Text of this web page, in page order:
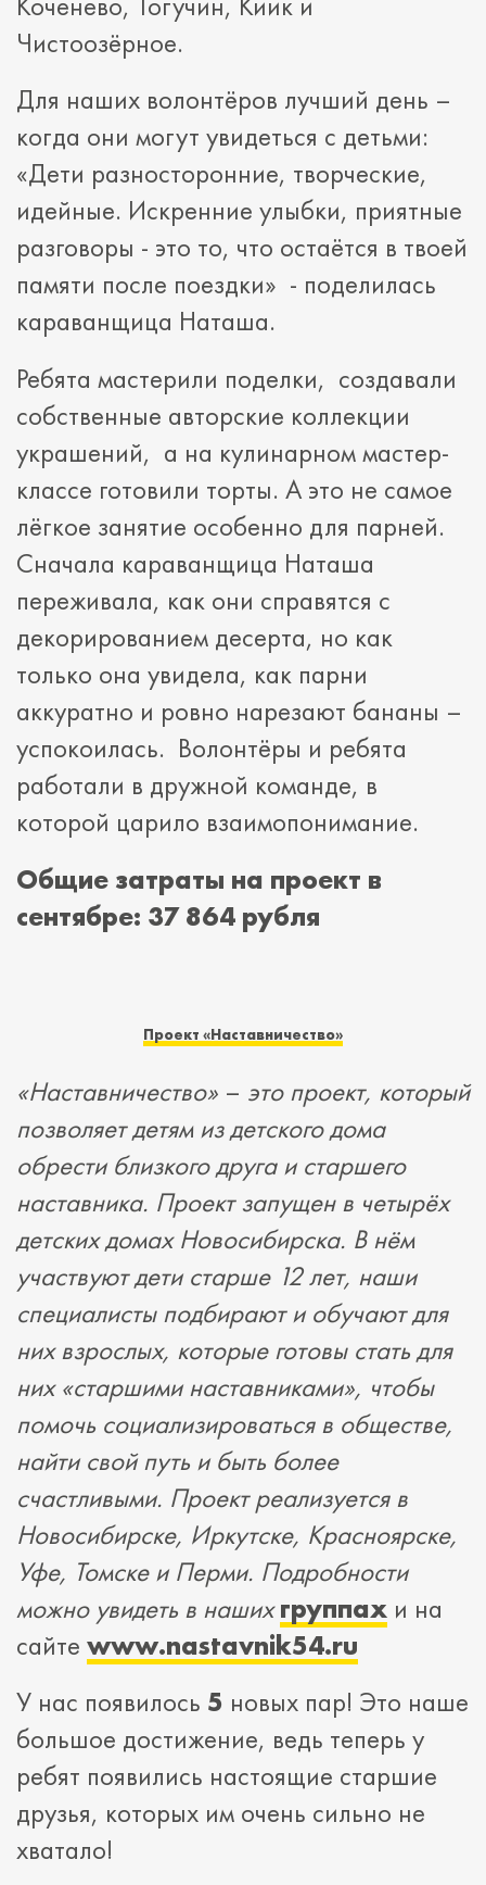
Чистоозёрное.
Для наших волонтёров лучший день –
когда они могут увидеться с детьми:
«Дети разносторонние, творческие,
идейные. Искренние улыбки, приятные
разговоры - это то, что остаётся в твоей
памяти после поездки» - поделилась
караванщица Наташа.
Ребята мастерили поделки, создавали
собственные авторские коллекции
украшений, а на кулинарном мастер-
классе готовили торты. А это не самое
лёгкое занятие особенно для парней.
Сначала караванщица Наташа
переживала, как они справятся с
декорированием десерта, но как
только она увидела, как парни
аккуратно и ровно нарезают бананы –
успокоилась. Волонтёры и ребята
работали в дружной команде, в
которой царило взаимопонимание.
Общие затраты на проект в
сентябре: 37 864 рубля
Проект «Наставничество»
«Наставничество»– это проект, который
позволяет детям из детского дома
обрести близкого друга и старшего
наставника. Проект запущен в четырёх
детских домах Новосибирска. В нём
участвуют дети старше 12 лет, наши
специалисты подбирают и обучают для
них взрослых, которые готовы стать для
них«старшими наставниками», чтобы
помочь социализироваться в обществе,
найти свой путь и быть более
счастливыми. Проект реализуется в
Новосибирске, Иркутске, Красноярске,
Уфе, Томске и Перми. Подробности
можно увидеть в наших группахи на
сайте www.nastavnik54.ru
У нас появилось 5 новых пар! Это наше
большое достижение, ведь теперь у
ребят появились настоящие старшие
друзья, которых им очень сильно не
хватало!